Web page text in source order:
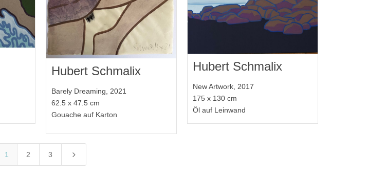
Hubert Schmalix
New Artwork, 2017
175 x 130 cm
Öl auf Leinwand
Hubert Schmalix
Barely Dreaming, 2021
62.5 x 47.5 cm
Gouache auf Karton
1 2 3 5